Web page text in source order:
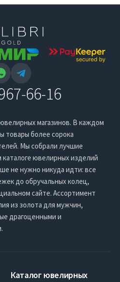
66-16
магазинов. В каждом
товары более сорока
Мы собрали лучшие
ювелирных изделий
не нужно никуда идти: все
до обручальных колец,
сайте. Ассортимент
из золота для мужчин,
драгоценными и
Каталог ювелирных